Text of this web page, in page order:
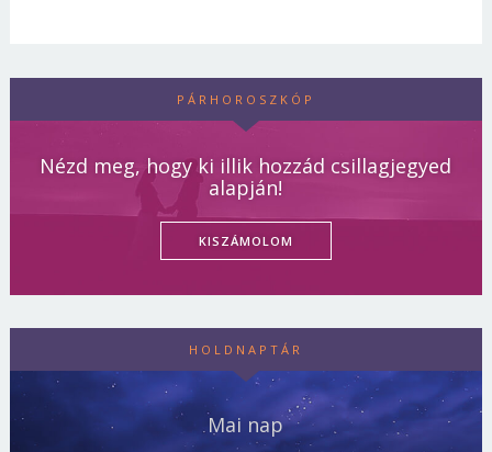
PÁRHOROSZKÓP
Nézd meg, hogy ki illik hozzád csillagjegyed
alapján!
KISZÁMOLOM
HOLDNAPTÁR
Mai nap